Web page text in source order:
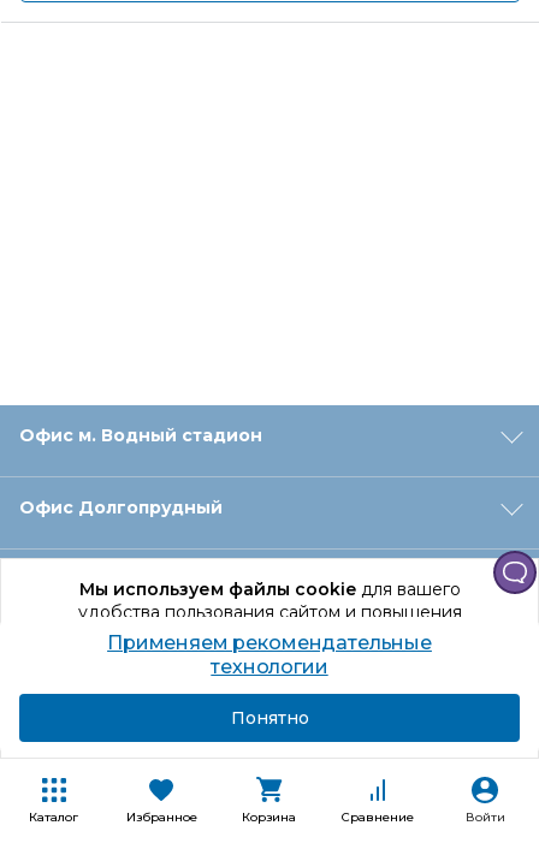
Каталог Избранное Корзина Сравнение Войти
Мы используем файлы cookieдля вашего
удобства пользования сайтом и повышения
качества рекомендаций.
Продолжая использование сайта, вы даете
согласие на обработку персональных данных
Офис м. Водный стадион
Офис Долгопрудный
Офис Санкт‑Петербург
Оформление заказа
Покупателям
Применяем рекомендательные
технологии
Понятно